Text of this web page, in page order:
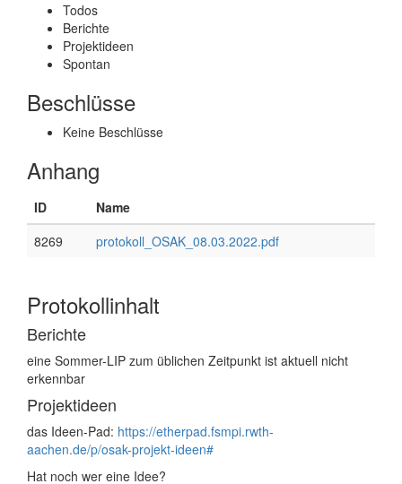
Todos
Berichte
Projektideen
Spontan
Beschlüsse
Keine Beschlüsse
Anhang
ID
Name
8269
protokoll_OSAK_08.03.2022.pdf
Protokollinhalt
Berichte
eine Sommer-LIP zum üblichen Zeitpunkt ist aktuell nicht
erkennbar
Projektideen
das Ideen-Pad: https://etherpad.fsmpi.rwth-
aachen.de/p/osak-projekt-ideen#
Hat noch wer eine Idee?